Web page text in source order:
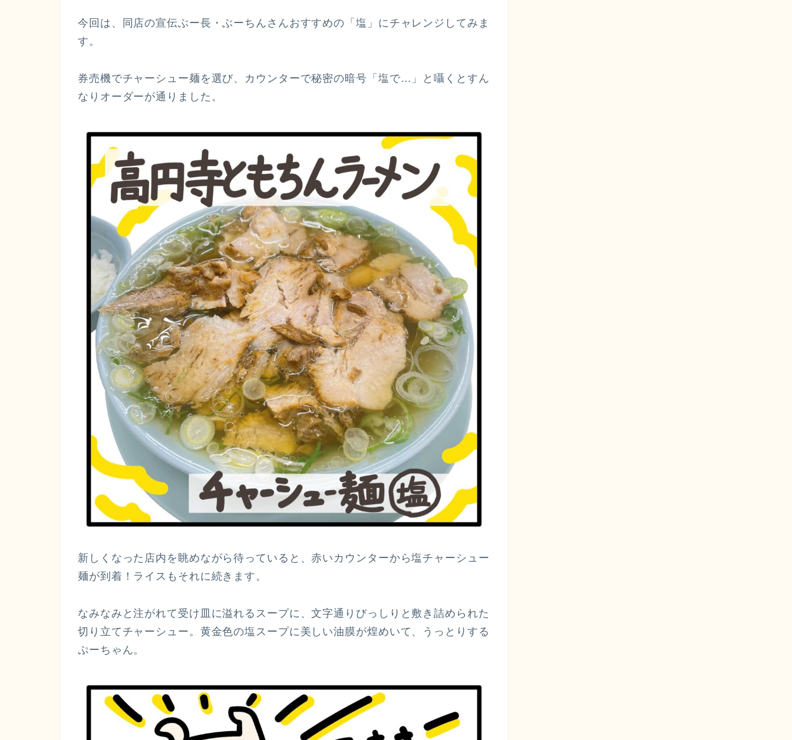
今回は、同店の宣伝ぶー長・ぶーちんさんおすすめの「塩」にチャレンジしてみま
す。
券売機でチャーシュー麺を選び、カウンターで秘密の暗号「塩で…」と囁くとすん
なりオーダーが通りました。
新しくなった店内を眺めながら待っていると、赤いカウンターから塩チャーシュー
麺が到着！ライスもそれに続きます。
なみなみと注がれて受け皿に溢れるスープに、文字通りびっしりと敷き詰められた
切り立てチャーシュー。黄金色の塩スープに美しい油膜が煌めいて、うっとりする
ぷーちゃん。